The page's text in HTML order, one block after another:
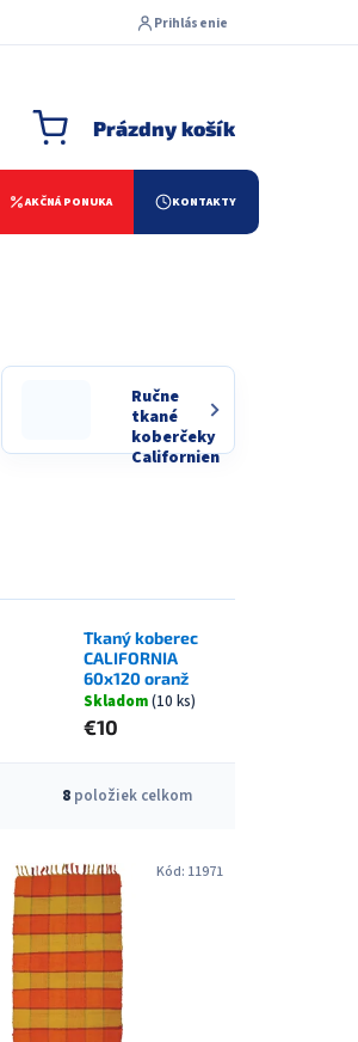
Prihlásenie
NÁKUPNÝ KOŠÍK
Prázdny košík
AKČNÁ PONUKA KONTAKTY
Ručne
tkané
koberčeky
Californien
Tkaný koberec
CALIFORNIA
60x120 oranž
Skladom(10 ks)
€10
8 položiek celkom
Kód: 11971